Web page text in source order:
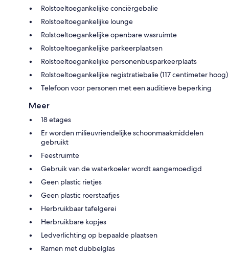
Rolstoeltoegankelijke conciërgebalie
Rolstoeltoegankelijke lounge
Rolstoeltoegankelijke openbare wasruimte
Rolstoeltoegankelijke parkeerplaatsen
Rolstoeltoegankelijke personenbusparkeerplaats
Rolstoeltoegankelijke registratiebalie (117 centimeter hoog)
Telefoon voor personen met een auditieve beperking
Meer
18 etages
Er worden milieuvriendelijke schoonmaakmiddelen
gebruikt
Feestruimte
Gebruik van de waterkoeler wordt aangemoedigd
Geen plastic rietjes
Geen plastic roerstaafjes
Herbruikbaar tafelgerei
Herbruikbare kopjes
Ledverlichting op bepaalde plaatsen
Ramen met dubbelglas